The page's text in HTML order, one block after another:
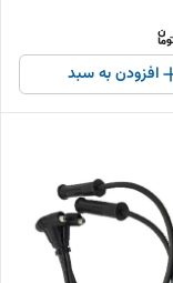
افزودن به سبد